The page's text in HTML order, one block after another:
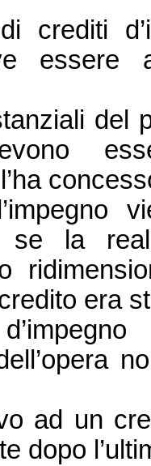
crediti
essere
del
se la
era
ad un
dopo